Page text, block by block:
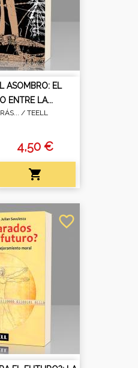
ASOMBRO: EL
ENTRE LA...
/ TEELL
4,50 €

favorite_border